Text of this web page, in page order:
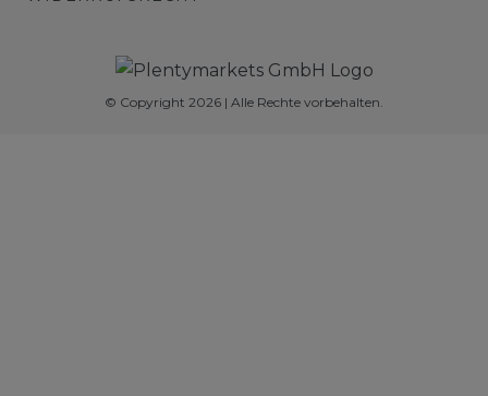
© Copyright 2026 | Alle Rechte vorbehalten.